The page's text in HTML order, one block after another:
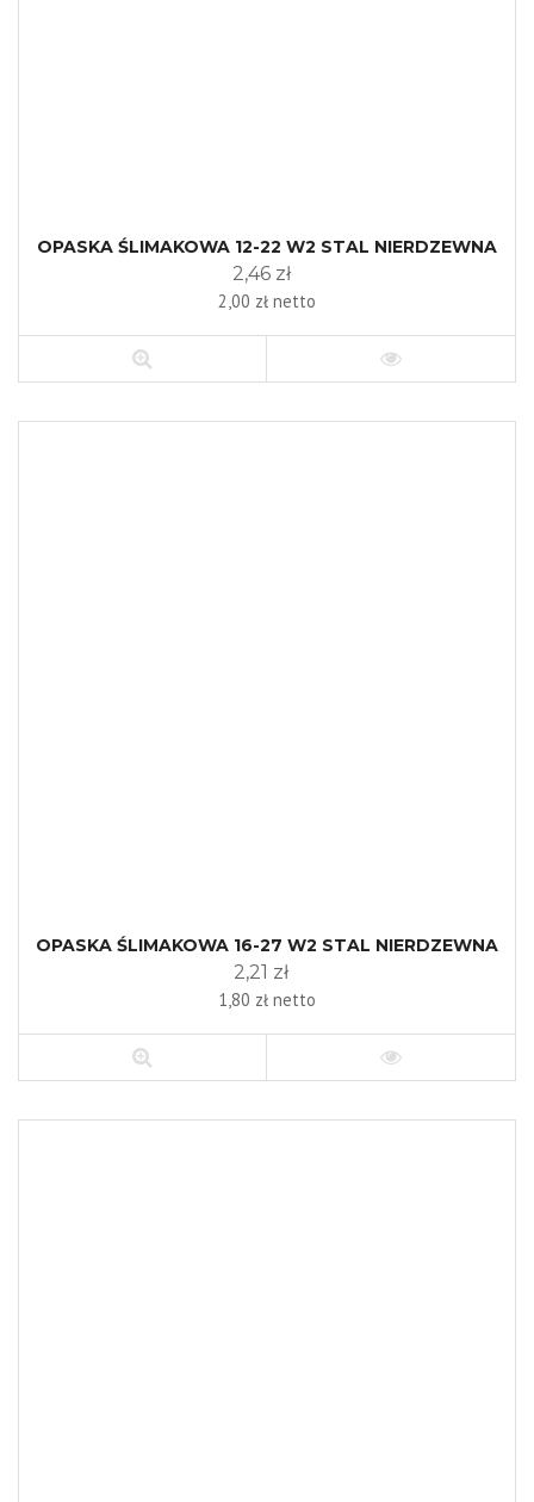
OPASKA ŚLIMAKOWA 12-22 W2 STAL NIERDZEWNA
2,46 zł
2,00 zł netto
OPASKA ŚLIMAKOWA 16-27 W2 STAL NIERDZEWNA
2,21 zł
1,80 zł netto